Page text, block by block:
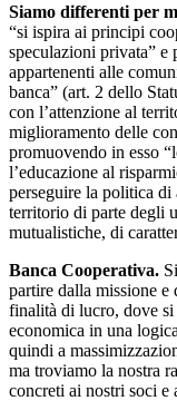
Siamo differenti per
“si ispira ai principi
speculazioni privata” e
appartenenti alle
banca” (art. 2 dello
con l’attenzione al
miglioramento delle
promuovendo in esso
l’educazione al
perseguire la politica di
territorio di parte degli
mutualistiche, di
Banca Cooperativa.
partire dalla missione e
finalità di lucro, dove si
economica in una
quindi a
ma troviamo la nostra
concreti ai nostri soci e